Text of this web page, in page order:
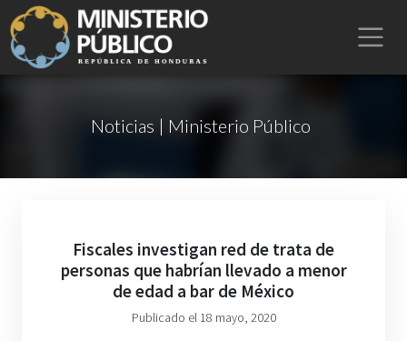
Noticias | Ministerio Público
Fiscales investigan red de trata de
personas que habrían llevado a menor
de edad a bar de México
Publicado el 18 mayo, 2020